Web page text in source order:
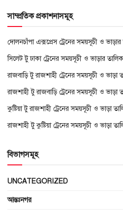
সাম্প্রতিক প্রকাশনাসমূহ
দোলনচাঁপা এক্সপ্রেস ট্রেনের সময়সূচী ও ভাড়ার
সিলেট টু ঢাকা ট্রেনের সময়সূচী ও ভাড়ার
রাজবাড়ি টু রাজশাহী ট্রেনের সময়সূচী ও ভাড়া
রাজশাহী টু রাজবাড়ি ট্রেনের সময়সূচী ও ভাড়া
কুষ্টিয়া টু রাজশাহী ট্রেনের সময়সূচী ও ভাড়া
রাজশাহী টু কুষ্টিয়া ট্রেনের সময়সূচী ও ভাড়া
বিভাগসমূহ
UNCATEGORIZED
আন্তঃনগর